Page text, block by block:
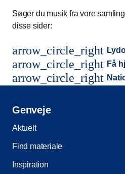
Søger du musik fra vore
disse sider:
arrow_circle_right
arrow_circle_right Få
arrow_circle_right
Genveje
Aktuelt
Find materiale
Inspiration